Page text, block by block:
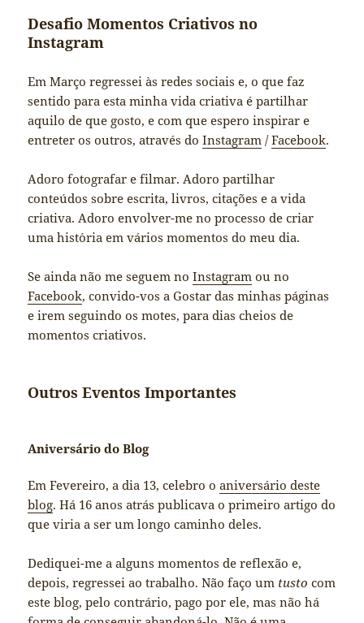
Desafio Momentos Criativos no
Instagram
Em Março regressei às redes sociais e, o que faz
sentido para esta minha vida criativa é partilhar
aquilo de que gosto, e com que espero inspirar e
entreter os outros, através doInstagram /Facebook.
Adoro fotografar e filmar. Adoro partilhar
conteúdos sobre escrita, livros, citações e a vida
criativa. Adoro envolver-me no processo de criar
uma hist´oria em vários momentos do meu dia.
Se ainda não me seguem noInstagram ou no
Facebook, convido-vos a Gostar das minhas páginas
e irem seguindo os motes, para dias cheios de
momentos criativos.
Outros Eventos Importantes
Aniversário do Blog
Em Fevereiro, a dia 13, celebro oaniversário deste
blog. Há 16 anos atrás publicava o primeiro artigo do
que viria a ser um longo caminho deles.
Dediquei-me a alguns momentos de reflexão e,
depois, regressei ao trabalho. Não faço um tusto com
este blog, pelo contrário, pago por ele, mas não há